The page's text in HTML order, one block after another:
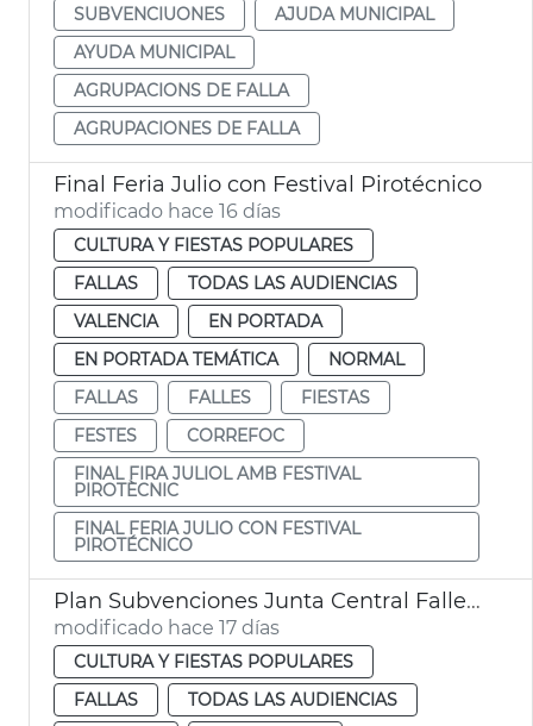
SUBVENCIUONES
AJUDA MUNICIPAL
AYUDA MUNICIPAL
AGRUPACIONS DE FALLA
AGRUPACIONES DE FALLA
Final Feria Julio con Festival Pirotécnico
modificado hace 16 días
CULTURA Y FIESTAS POPULARES
FALLAS
TODAS LAS AUDIENCIAS
VALENCIA
EN PORTADA
EN PORTADA TEMÁTICA
NORMAL
FALLAS
FALLES
FIESTAS
FESTES
CORREFOC
FINAL FIRA JULIOL AMB FESTIVAL
PIROTÈCNIC
FINAL FERIA JULIO CON FESTIVAL
PIROTÉCNICO
Plan Subvenciones Junta Central Fallera València
modificado hace 17 días
CULTURA Y FIESTAS POPULARES
FALLAS
TODAS LAS AUDIENCIAS